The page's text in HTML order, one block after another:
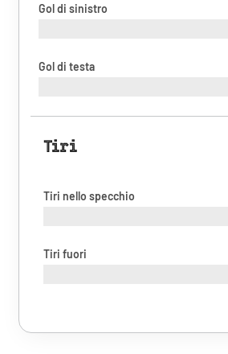
Gol di sinistro
Gol di testa
Tiri
Tiri nello specchio
Tiri fuori